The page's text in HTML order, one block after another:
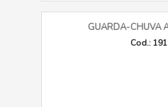
GUARDA-CHUVA
Cod.: